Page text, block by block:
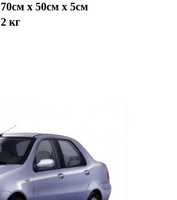
70см x 50см x 5см
2 кг